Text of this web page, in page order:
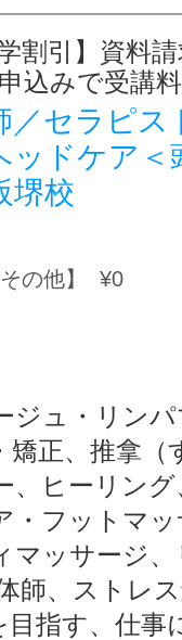
学割引】資料
込みで受講
／セラピ
ッドケア＜
堺校
の他】 ¥0
ジュ・リン
矯正、推拿（
、ヒーリン
・フットマ
マッサージ
師、ストレ
目指す、仕事